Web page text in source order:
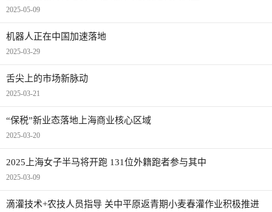
2025-05-09
机器人正在中国加速落地
2025-03-29
舌尖上的市场新脉动
2025-03-21
“保税”新业态落地上海商业核心区域
2025-03-20
2025上海女子半马将开跑 131位外籍跑者参与其中
2025-03-09
滴灌技术+农技人员指导 关中平原返青期小麦春灌作业积极推进